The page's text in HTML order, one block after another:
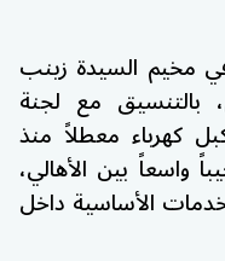
مخيم السيدة زينب
بالتنسيق مع لجنة
كهرباء معطلاً منذ
واسعاً بين الأهالي،
الأساسية داخل